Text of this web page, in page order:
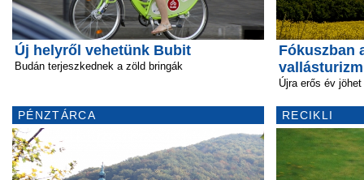
Új helyről vehetünk Bubit
Budán terjeszkednek a zöld bringák
PÉNZTÁRCA
Fókuszban
Újra erős év
RECIKLI